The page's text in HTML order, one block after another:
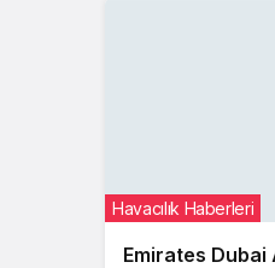
Emirates Dubai
Havacılık Haberleri